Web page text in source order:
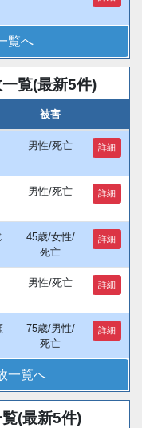
覧へ
覧(最新5件)
被害
男性/死亡 詳細
男性/死亡 詳細
45歳/女性/
死亡
詳細
男性/死亡 詳細
75歳/男性/
死亡
詳細
一覧へ
(最新5件)